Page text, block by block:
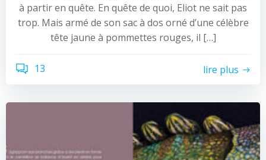
à partir en quête. En quête de quoi, Eliot ne sait pas
trop. Mais armé de son sac à dos orné d’une célèbre
tête jaune à pommettes rouges, il […]
13 lire plus